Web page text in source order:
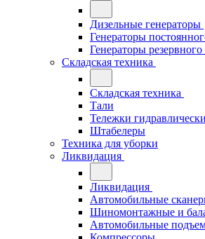
Дизельные генераторы
Генераторы
Генераторы
Складская техника
Складская техника
Тали
Тележки
Штабелеры
Техника для уборки
Ликвидация
Ликвидация
Автомобильные
Шиномонтажные и
Автомобильные